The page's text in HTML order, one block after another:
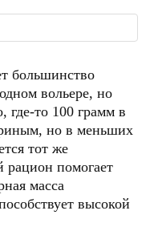
большинство
вольере, но
где-то 100 грамм в
но в меньших
тот же
помогает
масса
высокой